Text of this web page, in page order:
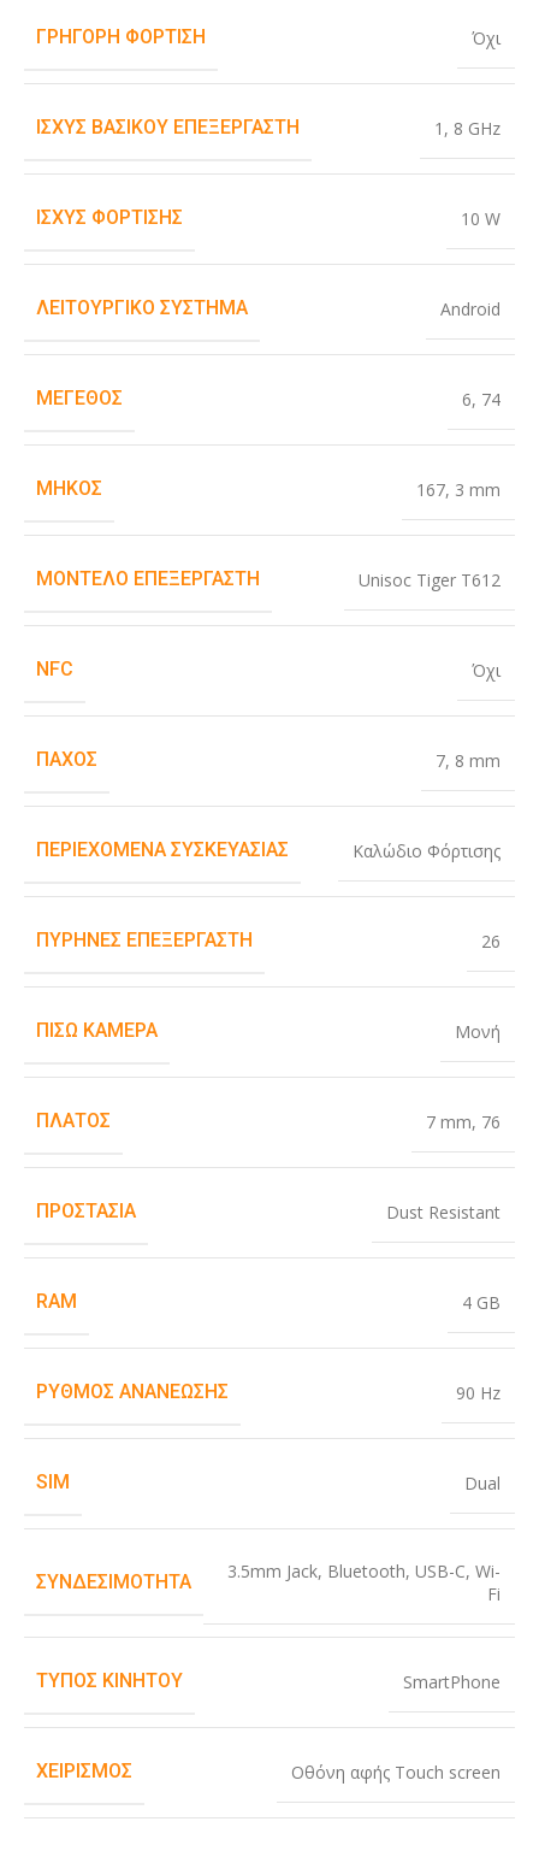
ΓΡΉΓΟΡΗ ΦΌΡΤΙΣΗ Όχι
ΙΣΧΎΣ ΒΑΣΙΚΟΎ ΕΠΕΞΕΡΓΑΣΤΉ 1 , 8 GHz
ΙΣΧΎΣ ΦΌΡΤΙΣΗΣ 10 W
ΛΕΙΤΟΥΡΓΙΚΌ ΣΎΣΤΗΜΑ Android
ΜΈΓΕΘΟΣ 6, 74
ΜΉΚΟΣ 167, 3 mm
ΜΟΝΤΈΛΟ ΕΠΕΞΕΡΓΑΣΤΉ Unisoc Tiger T612
NFC Όχι
ΠΆΧΟΣ 7, 8 mm
ΠΕΡΙΕΧΌΜΕΝΑ ΣΥΣΚΕΥΑΣΊΑΣ Καλώδιο Φόρτισης
ΠΥΡΉΝΕΣ ΕΠΕΞΕΡΓΑΣΤΉ 26
ΠΊΣΩ ΚΆΜΕΡΑ Μονή
ΠΛΆΤΟΣ 7 mm, 76
ΠΡΟΣΤΑΣΊΑ Dust Resistant
RAM 4 GB
ΡΥΘΜΌΣ ΑΝΑΝΈΩΣΗΣ 90 Hz
SIM Dual
ΣΥΝΔΕΣΙΜΌΤΗΤΑ 3.5mm Jack, Bluetooth, USB-C, Wi-
Fi
ΤΎΠΟΣ ΚΙΝΗΤΟΎ SmartPhone
ΧΕΙΡΙΣΜΌΣ Οθόνη αφής Touch screen